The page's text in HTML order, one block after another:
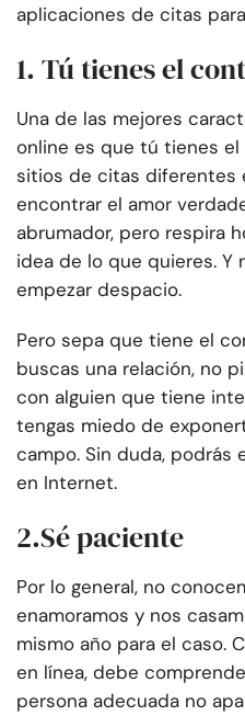
aplicaciones de citas
1. Tú tienes el
Una de las mejores
online es que tú tienes el
sitios de citas diferentes
encontrar el amor
abrumador, pero respira
idea de lo que quieres. Y
empezar despacio.
Pero sepa que tiene el
buscas una relación, no
con alguien que tiene
tengas miedo de
campo. Sin duda, podrás
en Internet.
2.Sé paciente
Por lo general, no
enamoramos y nos
mismo año para el caso.
en línea, debe
persona adecuada no